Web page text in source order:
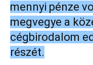
mennyi pénze
megvegye a
cégbirodalom
részét.